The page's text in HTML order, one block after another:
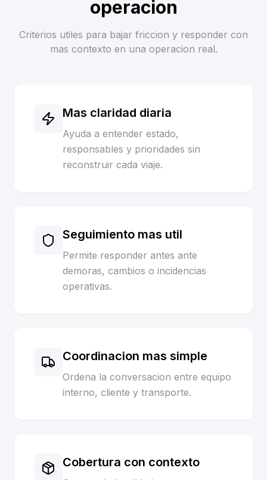
operacion
Criterios utiles para bajar friccion y responder con
mas contexto en una operacion real.
Mas claridad diaria
Ayuda a entender estado,
responsables y prioridades sin
reconstruir cada viaje.
Seguimiento mas util
Permite responder antes ante
demoras, cambios o incidencias
operativas.
Coordinacion mas simple
Ordena la conversacion entre equipo
interno, cliente y transporte.
Cobertura con contexto